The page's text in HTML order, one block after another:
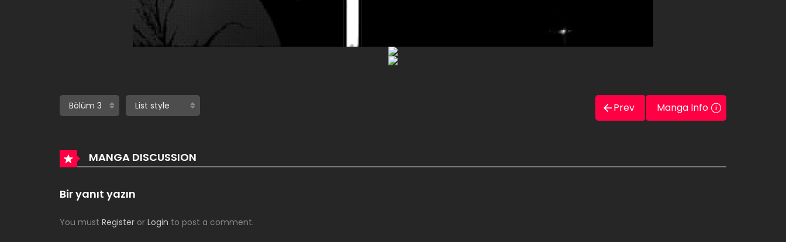
Prev Manga Info
MANGA DISCUSSION
Bir yanıt yazın
You must Register or Login to post a comment.